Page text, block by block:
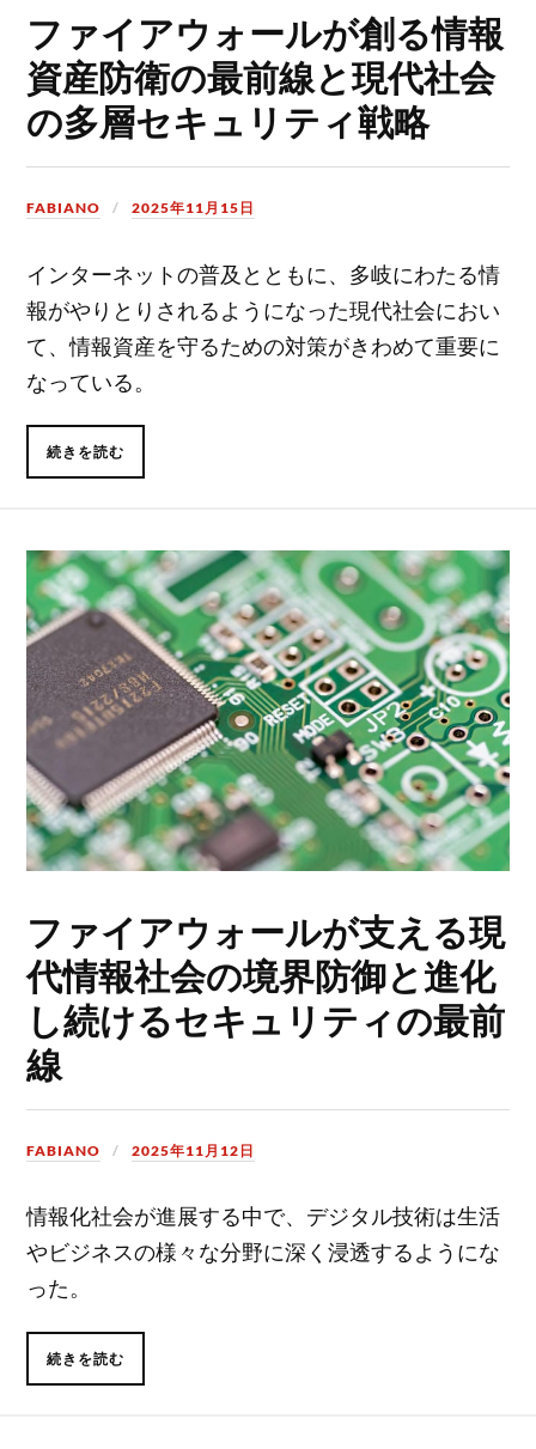
ファイアウォールが創る情報
資産防衛の最前線と現代社会
の多層セキュリティ戦略
FABIANO 2025年11月15日
インターネットの普及とともに、多岐にわたる情
報がやりとりされるようになった現代社会におい
て、情報資産を守るための対策がきわめて重要に
なっている。
続きを読む
ファイアウォールが支える現
代情報社会の境界防御と進化
し続けるセキュリティの最前
線
FABIANO 2025年11月12日
情報化社会が進展する中で、デジタル技術は生活
やビジネスの様々な分野に深く浸透するようにな
った。
続きを読む